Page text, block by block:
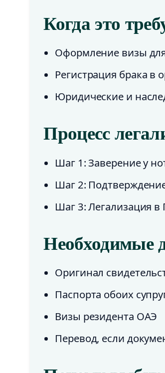
Когда это
Оформление визы
Регистрация брака в
Юридические и
Процесс
Шаг 1: Заверение у
Шаг 2:
Шаг 3: Легализация в
Необходимые
Оригинал
Паспорта обоих
Визы резидента ОАЭ
Перевод, если